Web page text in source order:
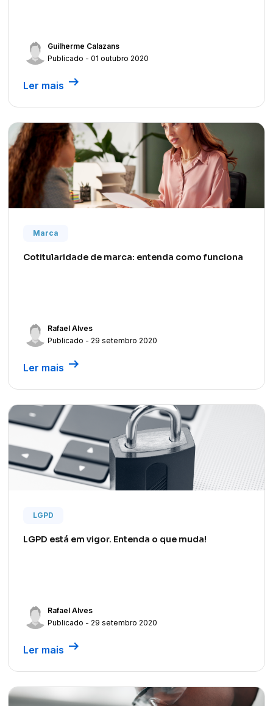
Guilherme Calazans
Publicado - 01 outubro 2020
Ler mais arrow_right_alt
Marca
Cotitularidade de marca: entenda como funciona
Rafael Alves
Publicado - 29 setembro 2020
Ler mais arrow_right_alt
LGPD
LGPD está em vigor. Entenda o que muda!
Rafael Alves
Publicado - 29 setembro 2020
Ler mais arrow_right_alt